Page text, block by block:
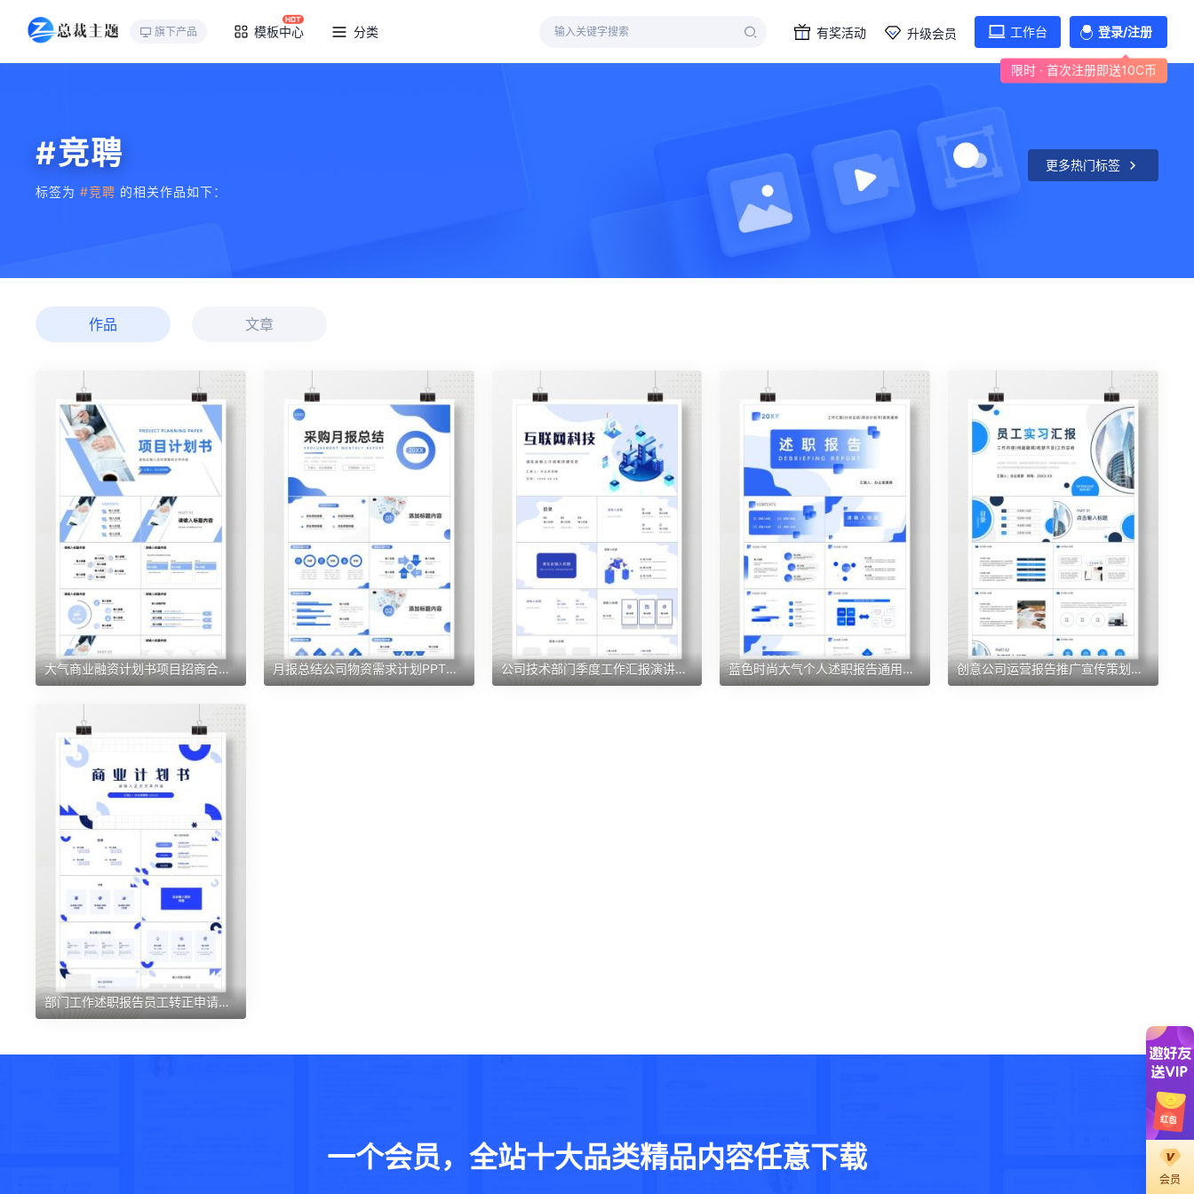
旗下产品 模板中心 分类 有奖活动 升级会员 工作台 登录/注册
限时 · 首次注册即送10C币
#竞聘
标签为 #竞聘 的相关作品如下：
更多热门标签
作品 文章
大气商业融资计划书项目招商合作推广方案汇报PPT模板 月报总结公司物资需求计划PPT模板 公司技术部门季度工作汇报演讲员工岗位技能培训PPT模板 蓝色时尚大气个人述职报告通用PPT模板 创意公司运营报告推广宣传策划计划PPT模板
部门工作述职报告员工转正申请岗位竞聘竞选汇报演讲PPT模板
一个会员，全站十大品类精品内容任意下载
会员